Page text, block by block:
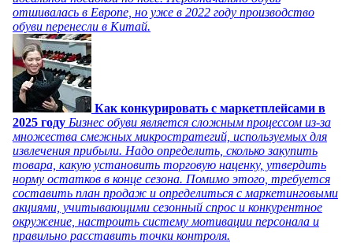
отшивалась в Европе, но уже в 2022 году производство
обуви перенесли в Китай.
Как конкурировать с маркетплейсами в
2025 году Бизнес обуви является сложным процессом из-за
множества смежных микростратегий, используемых для
извлечения прибыли. Надо определить, сколько закупить
товара, какую установить торговую наценку, утвердить
норму остатков в конце сезона. Помимо этого, требуется
составить план продаж и определиться с маркетинговыми
акциями, учитывающими сезонный спрос и конкурентное
окружение, настроить систему мотивации персонала и
правильно расставить точки контроля.